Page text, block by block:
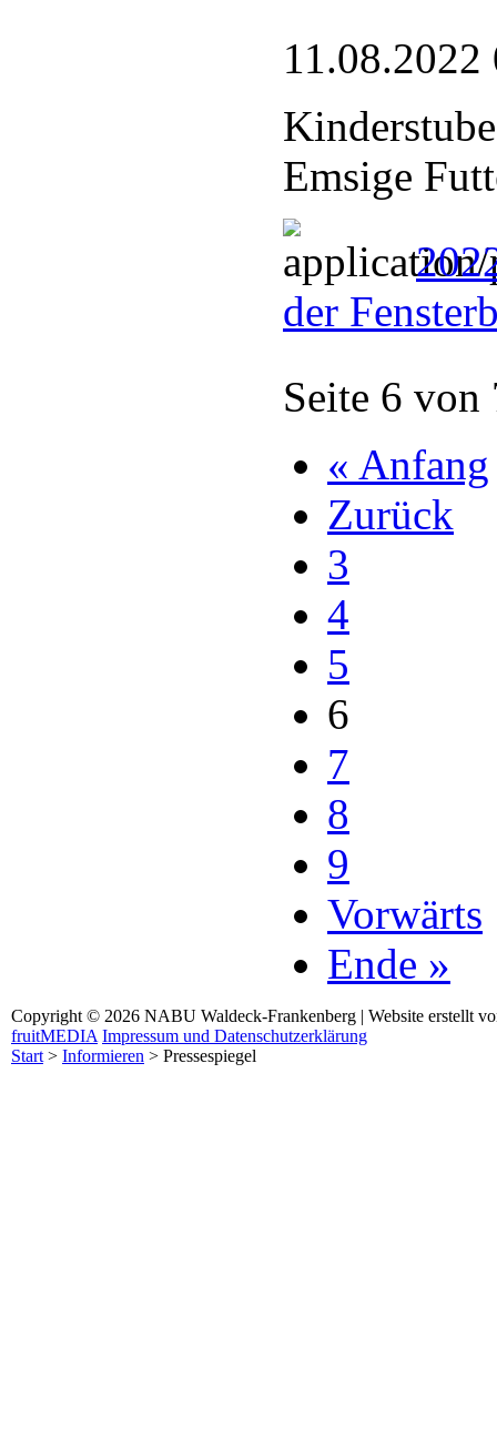
11.08.2022
Emsige
der
Seite 6 von
« Anfang
Zurück
3
4
5
6
7
8
9
Vorwärts
Ende »
Copyright © 2026 NABU Waldeck-Frankenberg | Website erstellt
fruitMEDIA Impressum und Datenschutzerklärung
Start> Informieren > Pressespiegel